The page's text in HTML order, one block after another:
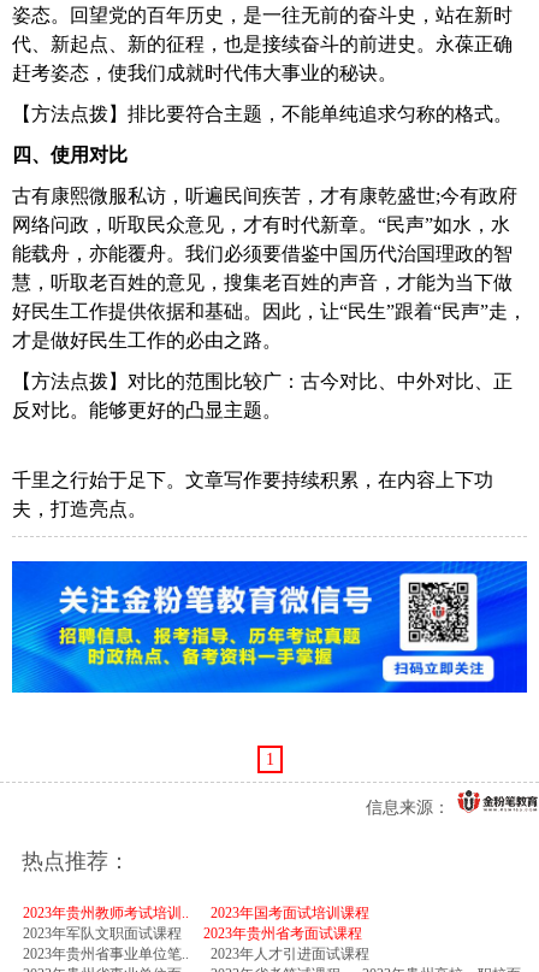
姿态。回望党的百年历史，是一往无前的奋斗史，站在新时
代、新起点、新的征程，也是接续奋斗的前进史。永葆正确
赶考姿态，使我们成就时代伟大事业的秘诀。
【方法点拨】排比要符合主题，不能单纯追求匀称的格式。
四、使用对比
古有康熙微服私访，听遍民间疾苦，才有康乾盛世;今有政府
网络问政，听取民众意见，才有时代新章。“民声”如水，水
能载舟，亦能覆舟。我们必须要借鉴中国历代治国理政的智
慧，听取老百姓的意见，搜集老百姓的声音，才能为当下做
好民生工作提供依据和基础。因此，让“民生”跟着“民声”走，
才是做好民生工作的必由之路。
【方法点拨】对比的范围比较广：古今对比、中外对比、正
反对比。能够更好的凸显主题。
千里之行始于足下。文章写作要持续积累，在内容上下功
夫，打造亮点。
1
信息来源：
热点推荐：
2023年贵州教师考试培训..
2023年国考面试培训课程
2023年军队文职面试课程
2023年贵州省考面试课程
2023年贵州省事业单位笔..
2023年人才引进面试课程